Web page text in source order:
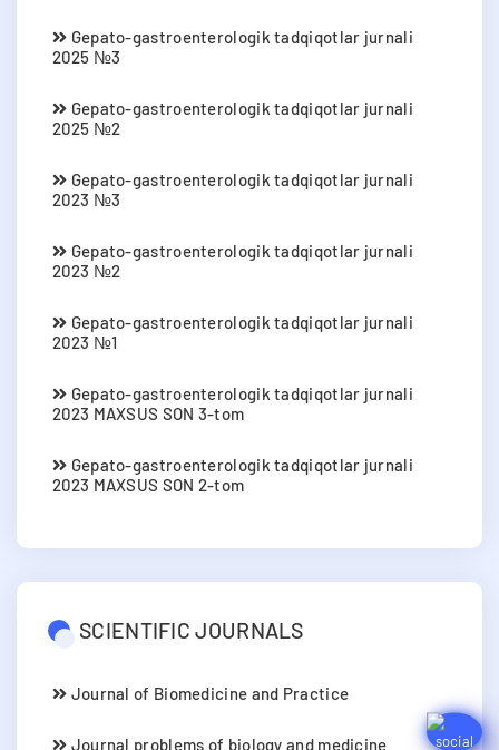
Gepato-gastroenterologik tadqiqotlar jurnali
2025 №3
Gepato-gastroenterologik tadqiqotlar jurnali
2025 №2
Gepato-gastroenterologik tadqiqotlar jurnali
2023 №3
Gepato-gastroenterologik tadqiqotlar jurnali
2023 №2
Gepato-gastroenterologik tadqiqotlar jurnali
2023 №1
Gepato-gastroenterologik tadqiqotlar jurnali
2023 MAXSUS SON 3-tom
Gepato-gastroenterologik tadqiqotlar jurnali
2023 MAXSUS SON 2-tom
SCIENTIFIC JOURNALS
Journal of Biomedicine and Practice
Journal problems of biology and medicine